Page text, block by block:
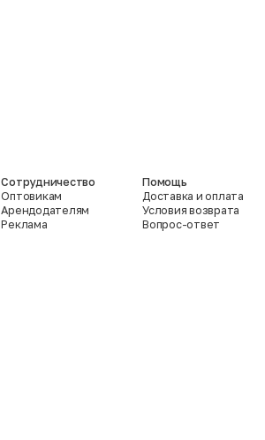
Сотрудничество
Оптовикам
Арендодателям
Реклама
Помощь
Доставка и оплата
Условия возврата
Вопрос-ответ